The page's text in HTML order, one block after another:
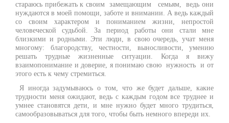
стараюсь прибежать к своим замещающим семьям, ведь они
нуждаются в моей помощи, заботе и внимании. А ведь каждый
со своим характером и пониманием жизни, непростой
человеческой судьбой. За период работы они стали мне
близкими и родными. Эти люди, в свою очередь, учат меня
многому: благородству, честности, выносливости, умению
решать трудные жизненные ситуации. Когда я вижу
взаимопонимание и доверие, я понимаю свою нужность и от
этого есть к чему стремиться.
Я иногда задумываюсь о том, что же будет дальше, какие
трудности меня ожидают, ведь с каждым годом все труднее и
умнее становятся дети, и мне нужно будет много трудиться,
самообразовываться для того, чтобы быть немного впереди их.